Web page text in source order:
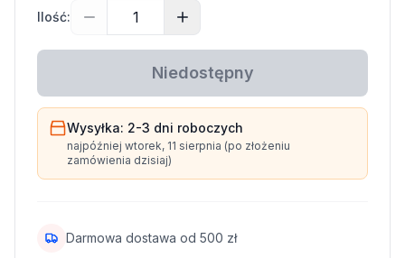
Ilość:
Niedostępny
Wysyłka: 2-3 dni roboczych
najpóźniej wtorek, 11 sierpnia (po złożeniu
zamówienia dzisiaj)
Darmowa dostawa od 500 zł